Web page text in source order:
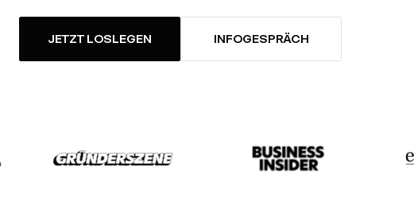
JETZT LOSLEGEN INFOGESPRÄCH